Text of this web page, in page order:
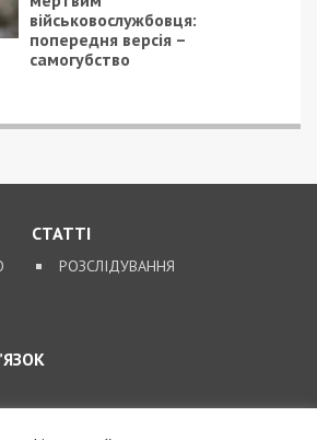
7/08/2026 - 15:00
знищили, щоб прибрати
погрожував